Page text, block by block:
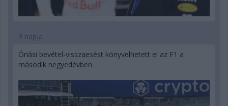
3 napja
Óriási bevétel-visszaesést könyvelhetett el az F1 a
második negyedévben